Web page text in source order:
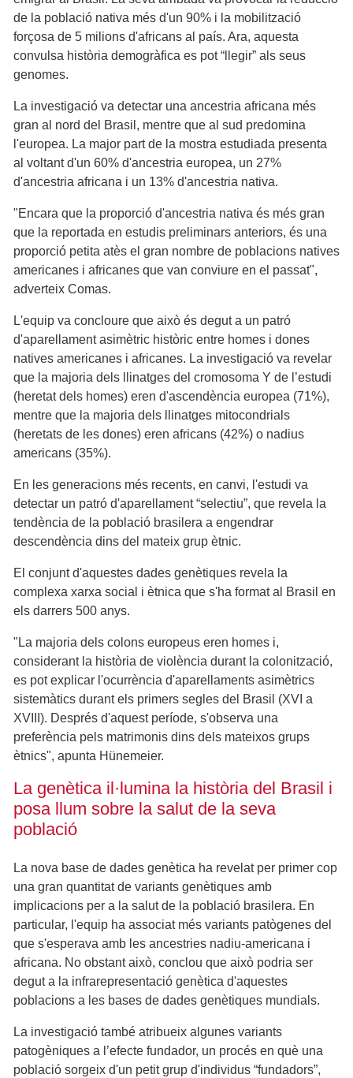
de la població nativa més d'un 90% i la mobilització
forçosa de 5 milions d'africans al país. Ara, aquesta
convulsa història demogràfica es pot “llegir” als seus
genomes.
La investigació va detectar una ancestria africana més
gran al nord del Brasil, mentre que al sud predomina
l'europea. La major part de la mostra estudiada presenta
al voltant d'un 60% d'ancestria europea, un 27%
d'ancestria africana i un 13% d'ancestria nativa.
"Encara que la proporció d'ancestria nativa és més gran
que la reportada en estudis preliminars anteriors, és una
proporció petita atès el gran nombre de poblacions natives
americanes i africanes que van conviure en el passat",
adverteix Comas.
L'equip va concloure que això és degut a un patró
d'aparellament asimètric històric entre homes i dones
natives americanes i africanes. La investigació va revelar
que la majoria dels llinatges del cromosoma Y de l’estudi
(heretat dels homes) eren d'ascendència europea (71%),
mentre que la majoria dels llinatges mitocondrials
(heretats de les dones) eren africans (42%) o nadius
americans (35%).
En les generacions més recents, en canvi, l'estudi va
detectar un patró d'aparellament “selectiu”, que revela la
tendència de la població brasilera a engendrar
descendència dins del mateix grup ètnic.
El conjunt d'aquestes dades genètiques revela la
complexa xarxa social i ètnica que s'ha format al Brasil en
els darrers 500 anys.
"La majoria dels colons europeus eren homes i,
considerant la història de violència durant la colonització,
es pot explicar l'ocurrència d'aparellaments asimètrics
sistemàtics durant els primers segles del Brasil (XVI a
XVIII). Després d'aquest període, s'observa una
preferència pels matrimonis dins dels mateixos grups
ètnics", apunta Hünemeier.
La genètica il·lumina la història del Brasil i
posa llum sobre la salut de la seva
població
La nova base de dades genètica ha revelat per primer cop
una gran quantitat de variants genètiques amb
implicacions per a la salut de la població brasilera. En
particular, l'equip ha associat més variants patògenes del
que s'esperava amb les ancestries nadiu-americana i
africana. No obstant això, conclou que això podria ser
degut a la infrarepresentació genètica d'aquestes
poblacions a les bases de dades genètiques mundials.
La investigació també atribueix algunes variants
patogèniques a l’efecte fundador, un procés en què una
població sorgeix d'un petit grup d'individus “fundadors”,